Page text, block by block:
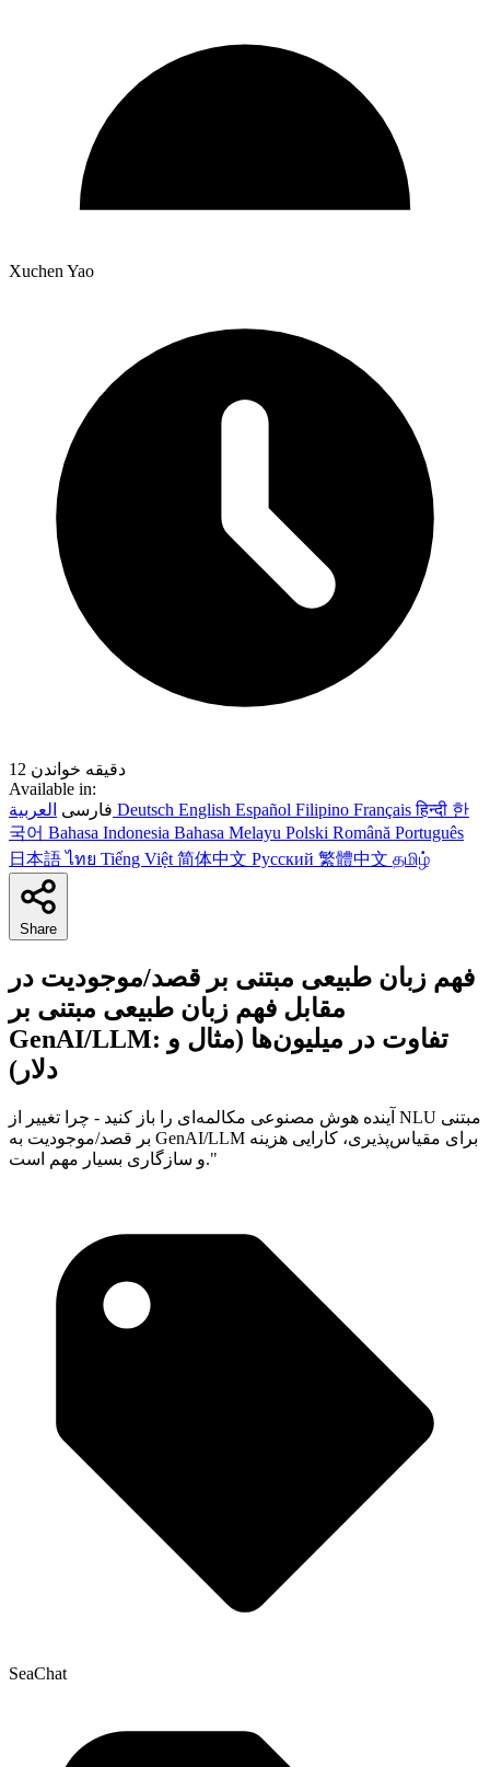
Xuchen Yao
12 دقیقه خواندن
Available in:
فارسی Deutsch English Español Filipino Françaisहिन्दी 한
국어 Bahasa Indonesia Bahasa Melayu Polski Română Português
日本語ไทย Tiếng Việt 简体中文 Русский 繁體中文 தமிழ்
Share
فهم زبان طبیعی مبتنی بر قصد/موجودیت در
مقابل فهم زبان طبیعی مبتنی بر
GenAI/LLM: تفاوت در میلیون‌ها (مثال و
دلار)
آینده هوش مصنوعی مکالمه‌ای را باز کنید - چرا تغییر از NLU مبتنی
بر قصد/موجودیت به GenAI/LLM برای مقیاس‌پذیری، کارایی هزینه
و سازگاری بسیار مهم است."
SeaChat